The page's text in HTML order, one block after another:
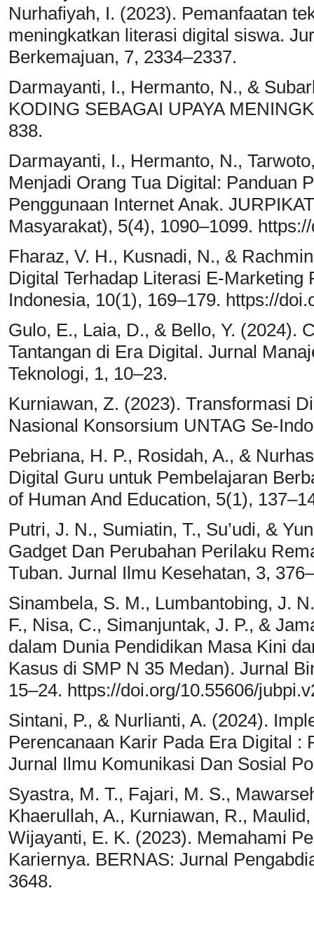
Nurhafiyah, I. (2023). Pemanfaatan
meningkatkan literasi digital siswa.
Berkemajuan, 7, 2334–2337.
Darmayanti, I., Hermanto, N., &
KODING SEBAGAI UPAYA
838.
Darmayanti, I., Hermanto, N.,
Menjadi Orang Tua Digital: Panduan
Penggunaan Internet Anak.
Masyarakat), 5(4), 1090–1099.
Fharaz, V. H., Kusnadi, N., &
Digital Terhadap Literasi E-Marketing
Indonesia, 10(1), 169–179. https://
Gulo, E., Laia, D., & Bello, Y. (2024).
Tantangan di Era Digital. Jurnal
Teknologi, 1, 10–23.
Kurniawan, Z. (2023). Transformasi
Nasional Konsorsium UNTAG Se-
Pebriana, H. P., Rosidah, A., &
Digital Guru untuk Pembelajaran
of Human And Education, 5(1),
Putri, J. N., Sumiatin, T., Su’udi, &
Gadget Dan Perubahan Perilaku
Tuban. Jurnal Ilmu Kesehatan, 3,
Sinambela, S. M., Lumbantobing, J.
F., Nisa, C., Simanjuntak, J. P., &
dalam Dunia Pendidikan Masa Kini
Kasus di SMP N 35 Medan). Jurnal
15–24. https://doi.org/10.55606/
Sintani, P., & Nurlianti, A. (2024).
Perencanaan Karir Pada Era Digital :
Jurnal Ilmu Komunikasi Dan Sosial
Syastra, M. T., Fajari, M. S.,
Khaerullah, A., Kurniawan, R.,
Wijayanti, E. K. (2023). Memahami
Kariernya. BERNAS: Jurnal
3648.